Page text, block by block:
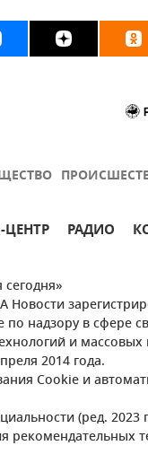
ЦЕНТР РАДИО
Новости
надзору в сфере
и
2014 года.
Cookie и
(ред. 2023
рекомендательных